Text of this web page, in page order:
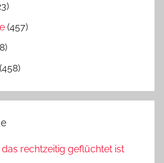
(457)
(458)
rechtzeitig geflüchtet ist